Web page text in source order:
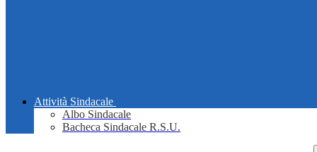
Attività Sindacale
Albo Sindacale
Bacheca Sindacale R.S.U.